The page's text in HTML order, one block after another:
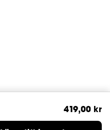
419,00 kr